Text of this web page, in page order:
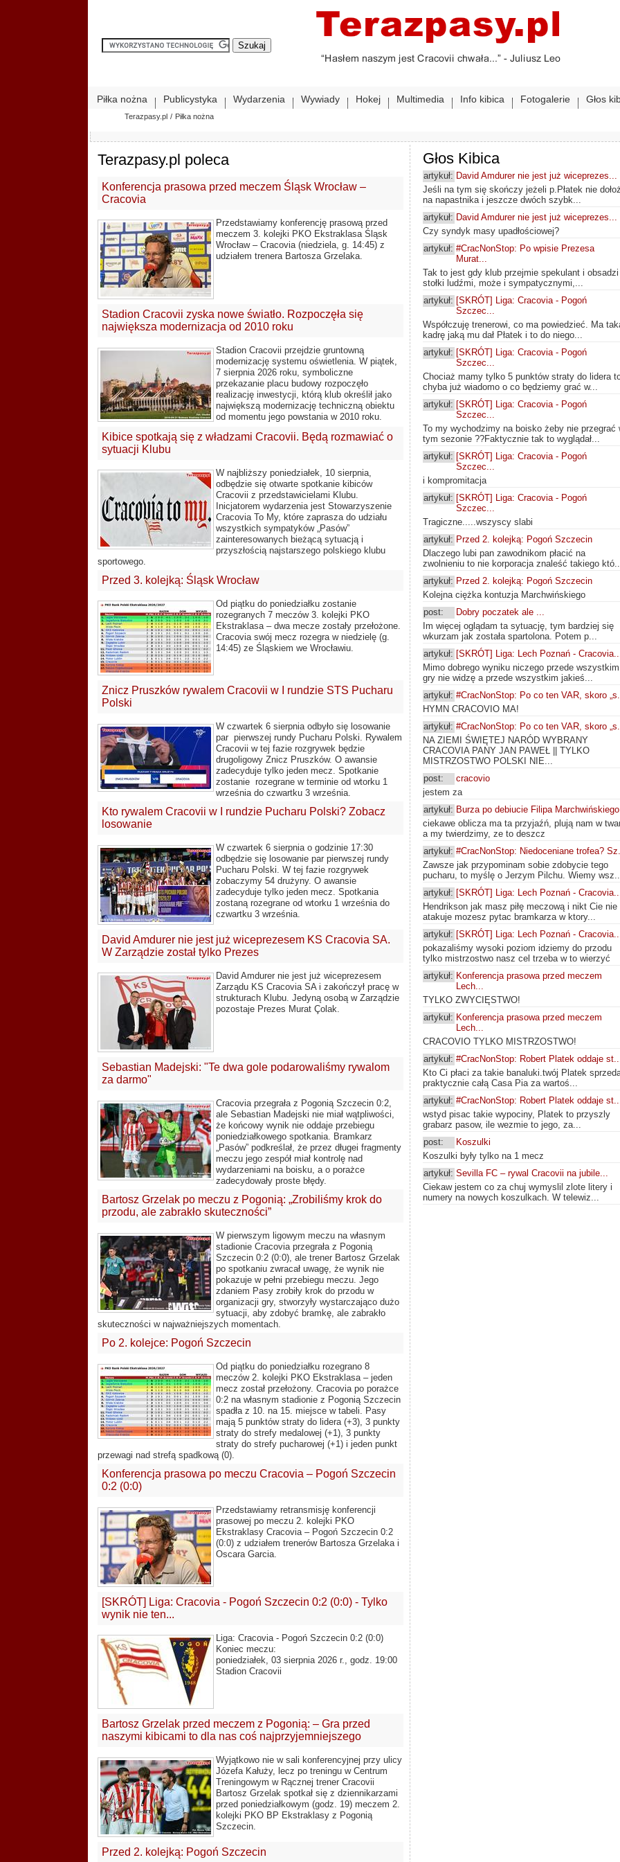
Piłka nożna Publicystyka Wydarzenia Wywiady Hokej Multimedia Info kibica Fotogalerie Głos
Terazpasy.pl / Piłka nożna
Terazpasy.pl poleca
Konferencja prasowa przed meczem Śląsk Wrocław –
Cracovia
Przedstawiamy konferencję prasową przed
meczem 3. kolejki PKO Ekstraklasa Śląsk
Wrocław – Cracovia (niedziela, g. 14:45) z
udziałem trenera Bartosza Grzelaka.
Stadion Cracovii zyska nowe światło. Rozpoczęła się
największa modernizacja od 2010 roku
Stadion Cracovii przejdzie gruntowną
modernizację systemu oświetlenia. W piątek,
7 sierpnia 2026 roku, symboliczne
przekazanie placu budowy rozpoczęło
realizację inwestycji, którą klub określił jako
największą modernizację techniczną obiektu
od momentu jego powstania w 2010 roku.
Kibice spotkają się z władzami Cracovii. Będą rozmawiać o
sytuacji Klubu
W najbliższy poniedziałek, 10 sierpnia,
odbędzie się otwarte spotkanie kibiców
Cracovii z przedstawicielami Klubu.
Inicjatorem wydarzenia jest Stowarzyszenie
Cracovia To My, które zaprasza do udziału
wszystkich sympatyków „Pasów”
zainteresowanych bieżącą sytuacją i
przyszłością najstarszego polskiego klubu
sportowego.
Przed 3. kolejką: Śląsk Wrocław
Od piątku do poniedziałku zostanie
rozegranych 7 meczów 3. kolejki PKO
Ekstraklasa – dwa mecze zostały przełożone.
Cracovia swój mecz rozegra w niedzielę (g.
14:45) ze Śląskiem we Wrocławiu.
Znicz Pruszków rywalem Cracovii w I rundzie STS Pucharu
Polski
W czwartek 6 sierpnia odbyło się losowanie
par pierwszej rundy Pucharu Polski. Rywalem
Cracovii w tej fazie rozgrywek będzie
drugoligowy Znicz Pruszków. O awansie
zadecyduje tylko jeden mecz. Spotkanie
zostanie rozegrane w terminie od wtorku 1
września do czwartku 3 września.
Kto rywalem Cracovii w I rundzie Pucharu Polski? Zobacz
losowanie
W czwartek 6 sierpnia o godzinie 17:30
odbędzie się losowanie par pierwszej rundy
Pucharu Polski. W tej fazie rozgrywek
zobaczymy 54 drużyny. O awansie
zadecyduje tylko jeden mecz. Spotkania
zostaną rozegrane od wtorku 1 września do
czwartku 3 września.
David Amdurer nie jest już wiceprezesem KS Cracovia SA.
W Zarządzie został tylko Prezes
David Amdurer nie jest już wiceprezesem
Zarządu KS Cracovia SA i zakończył pracę w
strukturach Klubu. Jedyną osobą w Zarządzie
pozostaje Prezes Murat Çolak.
Sebastian Madejski: "Te dwa gole podarowaliśmy rywalom
za darmo"
Cracovia przegrała z Pogonią Szczecin 0:2,
ale Sebastian Madejski nie miał wątpliwości,
że końcowy wynik nie oddaje przebiegu
poniedziałkowego spotkania. Bramkarz
„Pasów” podkreślał, że przez długei fragmenty
meczu jego zespół miał kontrolę nad
wydarzeniami na boisku, a o porażce
zadecydowały proste błędy.
Bartosz Grzelak po meczu z Pogonią: „Zrobiliśmy krok do
przodu, ale zabrakło skuteczności”
W pierwszym ligowym meczu na własnym
stadionie Cracovia przegrała z Pogonią
Szczecin 0:2 (0:0), ale trener Bartosz Grzelak
po spotkaniu zwracał uwagę, że wynik nie
pokazuje w pełni przebiegu meczu. Jego
zdaniem Pasy zrobiły krok do przodu w
organizacji gry, stworzyły wystarczająco dużo
sytuacji, aby zdobyć bramkę, ale zabrakło
skuteczności w najważniejszych momentach.
Po 2. kolejce: Pogoń Szczecin
Od piątku do poniedziałku rozegrano 8
meczów 2. kolejki PKO Ekstraklasa – jeden
mecz został przełożony. Cracovia po porażce
0:2 na własnym stadionie z Pogonią Szczecin
spadła z 10. na 15. miejsce w tabeli. Pasy
mają 5 punktów straty do lidera (+3), 3 punkty
straty do strefy medalowej (+1), 3 punkty
straty do strefy pucharowej (+1) i jeden punkt
przewagi nad strefą spadkową (0).
Konferencja prasowa po meczu Cracovia – Pogoń Szczecin
0:2 (0:0)
Przedstawiamy retransmisję konferencji
prasowej po meczu 2. kolejki PKO
Ekstraklasy Cracovia – Pogoń Szczecin 0:2
(0:0) z udziałem trenerów Bartosza Grzelaka i
Oscara Garcia.
[SKRÓT] Liga: Cracovia - Pogoń Szczecin 0:2 (0:0) - Tylko
wynik nie ten...
Liga: Cracovia - Pogoń Szczecin 0:2 (0:0)
Koniec meczu:
poniedziałek, 03 sierpnia 2026 r., godz. 19:00
Stadion Cracovii
Bartosz Grzelak przed meczem z Pogonią: – Gra przed
naszymi kibicami to dla nas coś najprzyjemniejszego
Wyjątkowo nie w sali konferencyjnej przy ulicy
Józefa Kałuży, lecz po treningu w Centrum
Treningowym w Rącznej trener Cracovii
Bartosz Grzelak spotkał się z dziennikarzami
przed poniedziałkowym (godz. 19) meczem 2.
kolejki PKO BP Ekstraklasy z Pogonią
Szczecin.
Przed 2. kolejką: Pogoń Szczecin
Głos Kibica
artykuł: David Amdurer nie jest już wiceprezes...
Jeśli na tym się skończy jeżeli p.Płatek nie
na napastnika i jeszcze dwóch szybk...
artykuł: David Amdurer nie jest już wiceprezes...
Czy syndyk masy upadłościowej?
artykuł: #CracNonStop: Po wpisie Prezesa
Murat...
Tak to jest gdy klub przejmie spekulant i obsadzi
stołki ludźmi, może i sympatycznymi,...
artykuł: [SKRÓT] Liga: Cracovia - Pogoń
Szczec...
Współczuję trenerowi, co ma powiedzieć. Ma
kadrę jaką mu dał Płatek i to do niego...
artykuł: [SKRÓT] Liga: Cracovia - Pogoń
Szczec...
Chociaż mamy tylko 5 punktów straty do lidera
chyba już wiadomo o co będziemy grać w...
artykuł: [SKRÓT] Liga: Cracovia - Pogoń
Szczec...
To my wychodzimy na boisko żeby nie przegrać
tym sezonie ??Faktycznie tak to wyglądał...
artykuł: [SKRÓT] Liga: Cracovia - Pogoń
Szczec...
i kompromitacja
artykuł: [SKRÓT] Liga: Cracovia - Pogoń
Szczec...
Tragiczne.....wszyscy slabi
artykuł: Przed 2. kolejką: Pogoń Szczecin
Dlaczego lubi pan zawodnikom płacić na
zwolnieniu to nie korporacja znaleść takiego któ...
artykuł: Przed 2. kolejką: Pogoń Szczecin
Kolejna ciężka kontuzja Marchwińskiego
post:
Dobry poczatek ale ...
Im więcej oglądam ta sytuację, tym bardziej się
wkurzam jak została spartolona. Potem p...
artykuł: [SKRÓT] Liga: Lech Poznań - Cracovia...
Mimo dobrego wyniku niczego przede
gry nie widzę a przede wszystkim jakieś...
artykuł: #CracNonStop: Po co ten VAR, skoro „s...
HYMN CRACOVIO MA!
artykuł: #CracNonStop: Po co ten VAR, skoro „s...
NA ZIEMI ŚWIĘTEJ NARÓD WYBRANY
CRACOVIA PANY JAN PAWEŁ || TYLKO
MISTRZOSTWO POLSKI NIE...
post:
cracovio
jestem za
artykuł: Burza po debiucie Filipa Marchwińskiego
ciekawe oblicza ma ta przyjaźń, plują nam w
a my twierdzimy, ze to deszcz
artykuł: #CracNonStop: Niedoceniane trofea?
Zawsze jak przypominam sobie zdobycie tego
pucharu, to myślę o Jerzym Pilchu. Wiemy wsz...
artykuł: [SKRÓT] Liga: Lech Poznań - Cracovia...
Hendrikson jak masz piłę meczową i nikt Cie nie
atakuje mozesz pytac bramkarza w ktory...
artykuł: [SKRÓT] Liga: Lech Poznań - Cracovia...
pokazaliśmy wysoki poziom idziemy do przodu
tylko mistrzostwo nasz cel trzeba w to wierzyć
artykuł: Konferencja prasowa przed meczem
Lech...
TYLKO ZWYCIĘSTWO!
artykuł: Konferencja prasowa przed meczem
Lech...
CRACOVIO TYLKO MISTRZOSTWO!
artykuł: #CracNonStop: Robert Platek oddaje st...
Kto Ci płaci za takie banaluki.twój Platek
praktycznie całą Casa Pia za wartoś...
artykuł: #CracNonStop: Robert Platek oddaje st...
wstyd pisac takie wypociny, Platek to przyszly
grabarz pasow, ile wezmie to jego, za...
post:
Koszulki
Koszulki były tylko na 1 mecz
artykuł: Sevilla FC – rywal Cracovii na jubile...
Ciekaw jestem co za chuj wymyslil zlote litery i
numery na nowych koszulkach. W telewiz...